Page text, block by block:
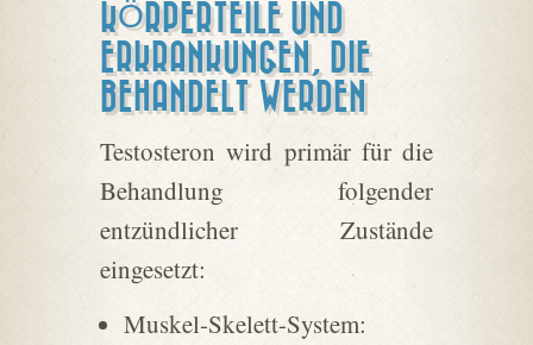
KÖRPERTEILE UND
ERKRANKUNGEN, DIE
BEHANDELT WERDEN
Testosteron wird primär für die
Behandlung folgender
entzündlicher Zustände
eingesetzt:
Muskel-Skelett-System: